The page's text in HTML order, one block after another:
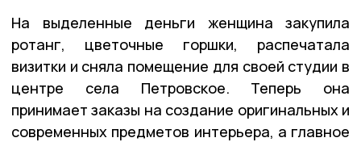
На выделенные деньги женщина закупила
ротанг, цветочные горшки, распечатала
визитки и сняла помещение для своей студии в
центре села Петровское. Теперь она
принимает заказы на создание оригинальных и
современных предметов интерьера, а главное